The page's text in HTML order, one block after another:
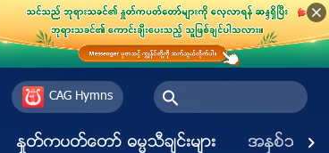
CAG Hymns
ႏႈတ္ကပတ္ေတာ္ ဓမၼသီခ်င္းမ်ား အႏွစ္သက္
347
ဘုရားသခင္၏ရယူျခင္းကို ခံရသူတို႔သည္
ထာဝရေကာင္းခ်ီးမ်ားကို ေမြ႕ေလ်ာ္ရလိမ့္မ
ည္
350
“ကယ္တင္ရွင္ ေယရႈ” ေကာင္းကင္မွ ဆင္းႂ
ကြသည္ကို လူသားက မည္သို႔ ျမင္ရမည္န
ည္း